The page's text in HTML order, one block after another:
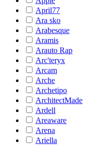
April77
Ara sko
Arabesque
Aramis
Arauto Rap
Arc'teryx
Arcam
Arche
Archetipo
ArchitectMade
Ardell
Areaware
Arena
Ariella